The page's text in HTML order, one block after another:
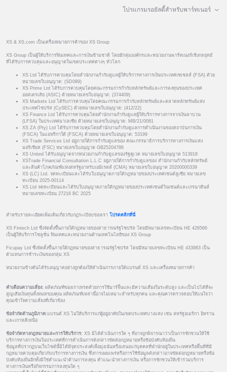
โปรแกรมรอยัลตี้สำหรับพาร์ทเนอร์
XS & XS.com เป็นเครื่องหมายการค้าของ XS Group
XS Group เป็นผู้ให้บริการฟินเทคและการเงินข้ามชาติ โดยมีกลุ่มองค์กรและหน่วยงานพาร์ทเนอร์เชิงกลยุทธ์
ที่ได้รับการควบคุมและอนุญาตในเขตประเทศต่างๆ ทั่วโลก
XS Ltd ได้รับการควบคุมโดยสำนักงานกำกับดูแลผู้ให้บริการทางการเงินประเทศเซเชลส์ (FSA) ด้วย
หมายเลขใบอนุญาต: (SD089)
XS Prime Ltd ได้รับการควบคุมโดยคณะกรรมการกำกับหลักทรัพย์และการลงทุนของประเทศ
ออสเตรเลีย (ASIC) ด้วยหมายเลขใบอนุญาต: (374409)
XS Markets Ltd ได้รับการควบคุมโดยคณะกรรมการกำกับหลักทรัพย์และตลาดหลักทรัพย์แห่ง
ประเทศไซปรัส (CySEC) ด้วยหมายเลขใบอนุญาต: (412/22)
XS Finance Ltd ได้รับการควบคุมโดยสำนักงานกำกับดูแลผู้ให้บริการทางการจากเงินลาบวน
(LFSA) ในประเทศมาเลเซีย ด้วยหมายเลขใบอนุญาต: MB/21/0081
XS ZA (Pty) Ltd ได้รับการควบคุมโดยสำนักงานกำกับดูแลการดำเนินงานของสถาบันการเงิน
(FSCA) ในแอฟริกาใต้ (FSCA) ด้วยหมายเลขใบอนุญาต: 53199
XS Trade Services Ltd อยู่ภายใต้การกำกับดูแลของ คณะกรรมาธิการบริการทางการเงินแห่ง
มอริเชียส (FSC) หมายเลขใบอนุญาต GB25204786
XS United ได้รับอนุญาตจากหน่วยงานกำกับดูแลของรัฐคูเวต หมายเลขใบอนุญาต 513918
XSTrade Financial Consultation L.L.C อยู่ภายใต้การกำกับดูแลของ สำนักงานกำกับหลักทรัพย์
และสินค้าโภคภัณฑ์แห่งสหรัฐอาหรับเอมิเรตส์ (CMA) หมายเลขใบอนุญาต 20200000339
XS (LC) Ltd. จดทะเบียนและได้รับใบอนุญาตภายใต้กฎหมายของประเทศเซนต์ลูเซีย หมายเลข
ทะเบียน 2025-00114
XS Ltd จดทะเบียนและได้รับใบอนุญาตภายใต้กฎหมายของประเทศเซนต์วินเซนต์และเกรนาดีนส์
หมายเลขทะเบียน 27216 BC 2025
สำหรับรายละเอียดเพิ่มเติมเกี่ยวกับกฎระเบียบของเรา โปรดคลิกที่นี่
XS Fintech Ltd ซึ่งจัดตั้งขึ้นภายใต้กฎหมายของสาธารณรัฐไซปรัส โดยมีหมายเลขทะเบียน HE 426566
เป็นผู้ให้บริการโซลูชั่น ฟินเทคและหน่วยงานด้านเทคโนโลยีของ XS Group
Ficupay Ltd ซึ่งจัดตั้งขึ้นภายใต้กฎหมายของสาธารณรัฐไซปรัส โดยมีหมายเลขทะเบียน HE 433983 เป็น
ตัวแทนการชำระเงินของกลุ่ม XS
หน่วยงานข้างต้นได้รับอนุญาตอย่างถูกต้องให้ดำเนินการภายใต้แบรนด์ XS และเครื่องหมายการค้า
คำเตือนความเสี่ยง: ผลิตภัณฑ์ของเราเทรดด้วยการใช้มาร์จิ้นและมีความเสี่ยงในระดับสูง และเป็นไปได้ที่จะ
สูญเสียเงินทุนทั้งหมดของคุณ ผลิตภัณฑ์เหล่านี้อาจไม่เหมาะสำหรับทุกคน และคุณควรตรวจสอบให้แน่ใจว่า
คุณเข้าใจความเสี่ยงที่เกี่ยวข้อง
ข้อจำกัดด้านภูมิภาค: แบรนด์ XS ไม่ให้บริการแก่ผู้อยู่อาศัยในเขตประเทศบางแห่ง เช่น สหรัฐอเมริกา อิหร่าน
และเกาหลีเหนือ
ข้อจำกัดทางกฎหมายและการให้บริการ: XS มิได้ดำเนินการใด ๆ ที่อาจถูกพิจารณาว่าเป็นการชักชวนให้ใช้
บริการทางการเงินในประเทศที่การดำเนินการดังกล่าวขัดต่อกฎหมายหรือข้อบังคับท้องถิ่น
ข้อมูลที่ปรากฏบนเว็บไซต์นี้มิได้มีจุดประสงค์เพื่อมุ่งเน้นหรือเสนอแก่บุคคลที่พำนักอยู่ในประเทศหรือพื้นที่ที่มี
กฎหมายควบคุมเกี่ยวกับบริการทางการเงิน ซึ่งการเผยแพร่หรือการใช้ข้อมูลดังกล่าวอาจขัดต่อกฎหมายหรือข้อ
บังคับท้องถิ่นอีกทั้งมิใช่คำแนะนำด้านการลงทุน คำแนะนำทางการเงิน หรือการชักชวนให้เข้าร่วมบริการ
ทางการเงินหรือกิจกรรมการลงทุนใด ๆ